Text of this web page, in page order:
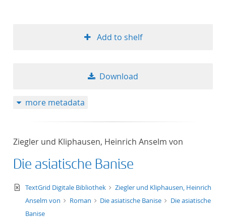
Add to shelf
Download
more metadata
Ziegler und Kliphausen, Heinrich Anselm von
Die asiatische Banise
text/xml
TextGrid Digitale Bibliothek
Ziegler und Kliphausen, Heinrich
Anselm von
Roman Die asiatische Banise
Die asiatische
Banise